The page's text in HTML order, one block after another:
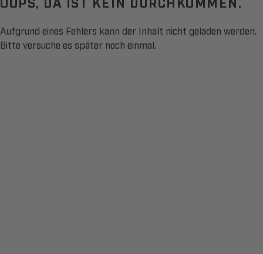
Aufgrund eines Fehlers kann der Inhalt nicht geladen werden.
Bitte versuche es später noch einmal.